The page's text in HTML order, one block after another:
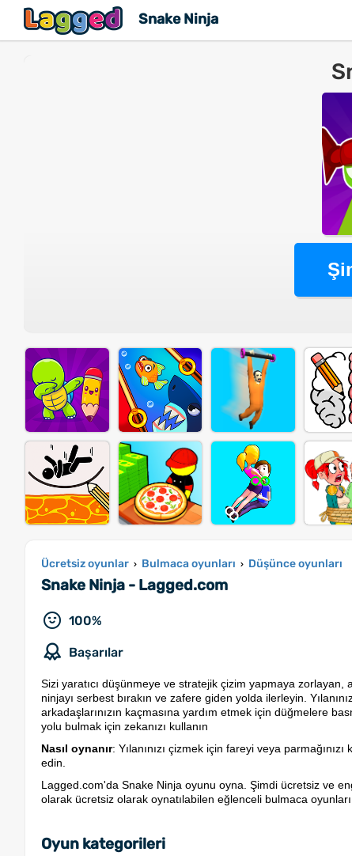
Snake Ninja
Ücretsiz oyunlar › Bulmaca oyunları › Düşünce oyunları
Snake Ninja - Lagged.com
100%
Başarılar
Sizi yaratıcı düşünmeye ve stratejik çizim yapmaya
ninjayı serbest bırakın ve zafere giden yolda ilerleyin.
arkadaşlarınızın kaçmasına yardım etmek için düğmelere
yolu bulmak için zekanızı kullanın
Nasıl oynanır: Yılanınızı çizmek için fareyi veya
edin.
Lagged.com'da Snake Ninja oyunu oyna. Şimdi ücretsiz ve
olarak ücretsiz olarak oynatılabilen eğlenceli bulmaca
Oyun kategorileri